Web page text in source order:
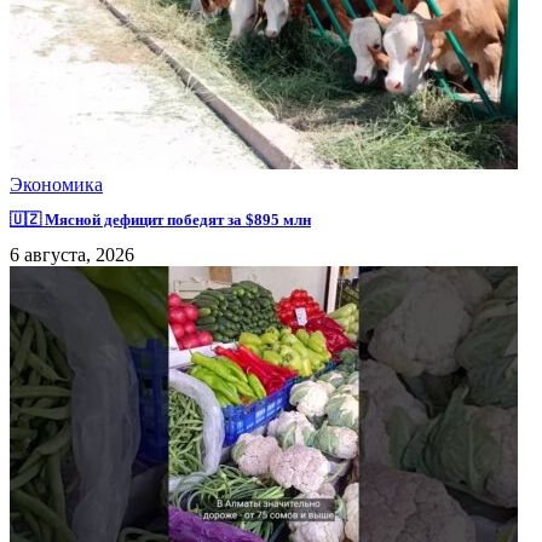
Экономика
🇺🇿 Мясной дефицит победят за $895 млн
6 августа, 2026